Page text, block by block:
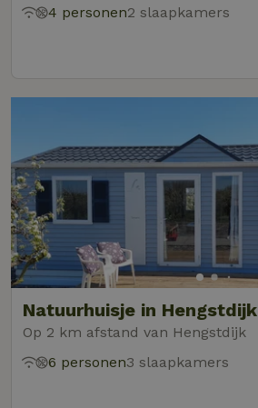
4 personen2 slaapkamers
Natuurhuisje in Hengstdijk
Op 2 km afstand van Hengstdijk
6 personen3 slaapkamers